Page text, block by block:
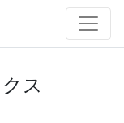
ス